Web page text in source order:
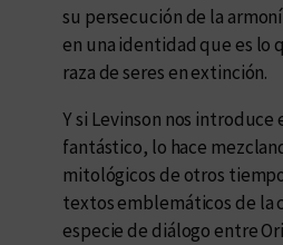
su persecución de la
en una identidad que es lo
raza de seres en
Y si Levinson nos introduce
fantástico, lo hace
mitológicos de otros
textos emblemáticos de la
especie de diálogo entre